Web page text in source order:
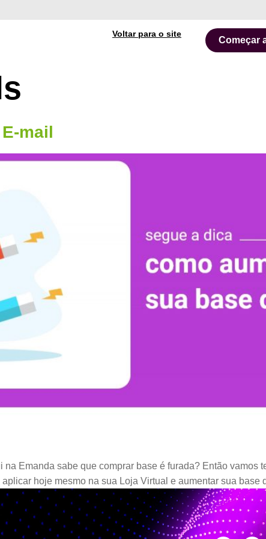
Voltar para o site
Começar
mail
Emanda sabe que comprar base é furada? Então vamos
hoje mesmo na sua Loja Virtual e aumentar sua